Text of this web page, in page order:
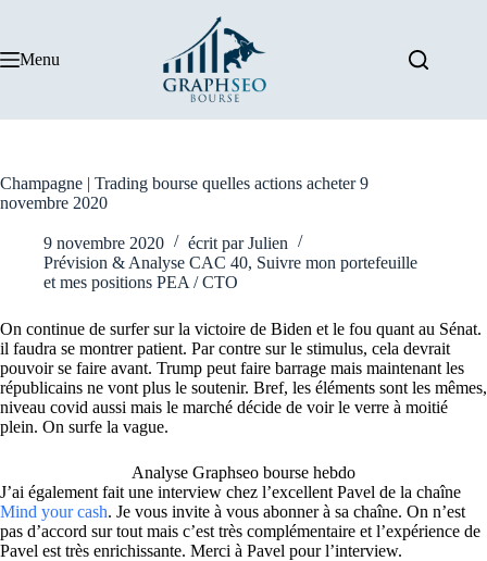
Menu
Champagne | Trading bourse quelles actions acheter 9
novembre 2020
9 novembre 2020 écrit par Julien
Prévision & Analyse CAC 40, Suivre mon portefeuille
et mes positions PEA / CTO
On continue de surfer sur la victoire de Biden et le fou quant au Sénat.
il faudra se montrer patient. Par contre sur le stimulus, cela devrait
pouvoir se faire avant. Trump peut faire barrage mais maintenant les
républicains ne vont plus le soutenir. Bref, les éléments sont les mêmes,
niveau covid aussi mais le marché décide de voir le verre à moitié
plein. On surfe la vague.
Analyse Graphseo bourse hebdo
J’ai également fait une interview chez l’excellent Pavel de la chaîne
Mind your cash. Je vous invite à vous abonner à sa chaîne. On n’est
pas d’accord sur tout mais c’est très complémentaire et l’expérience de
Pavel est très enrichissante. Merci à Pavel pour l’interview.